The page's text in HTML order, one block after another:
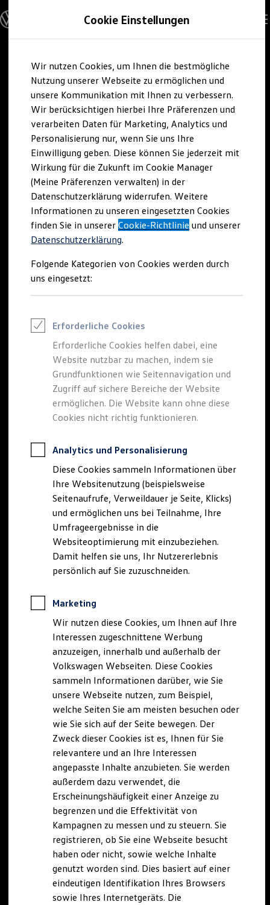
Hauptinhalt
springen
Footer
springen
Modelle und Konfigurator
Konfigurator
Modelle vergleichen
Elektroautos
ENERGY Sondermodelle
Nutzfahrzeuge
SUV und CUV
Familienautos
Kombis
Kompaktwagen
Sportwagen
Schnell verfügbare Fahrzeuge
Angebote und Produkte
Aktuelle Angebote
E-Auto-Förderung
Volkswagen Marktplatz
Die ENERGY Sondermodelle
Junge Gebrauchtwagen und Gebrauchtwagen
Volkswagen Zertifizierte Gebrauchtwagen
Elektromobilität bei Gebrauchtwagen
Saisonangebote
Reifenpakete
Leasing
Leasing-Angebote
Elektroauto Leasing
Kleinwagen-Leasing
Leasing ohne Anzahlung
Finanzierung
Autokredit mit Schlussrate
Versicherungen und Garantien
Kfz-Versicherung
Restschuldversicherungen
Garantien
Professional Class bei Volkswagen
Behörden
Direktkunden
Sonderfahrzeuge
Anpfiff zum Gewinn
Elektromobilität
Elektroautos
ID. Tutorials
Elektrofahrzeugkonzepte
ID. EVERY1
Reichweite
Rekuperation
Laden unterwegs
Laden Zuhause
Ladestationen finden
Ladezeitensimulator
Batterie
Sicherheit
Nachhaltigkeit
Technologie
Kosten und Kauf
Kaufoptionen
E-Auto-Förderung
Software und Konnektivität
Die ID. Software 6
ID. Software Versionen und Updates
Digitale Extras
Schnittstellen zu Ihrem ID.
Hybridautos
Marke und Erlebnis
Volkswagen R und R Experience
R-Modelle
R Experience
Driving Experience
Volkswagen entdecken
Werkbesichtigung
Cookie Einstellungen
Wir nutzen Cookies, um Ihnen die bestmögliche
Nutzung unserer Webseite zu ermöglichen und
unsere Kommunikation mit Ihnen zu verbessern.
Wir berücksichtigen hierbei Ihre Präferenzen und
verarbeiten Daten für Marketing, Analytics und
Personalisierung nur, wenn Sie uns Ihre
Einwilligung geben. Diese können Sie jederzeit mit
Wirkung für die Zukunft im Cookie Manager
(Meine Präferenzen verwalten) in der
Datenschutzerklärung widerrufen. Weitere
Informationen zu unseren eingesetzten Cookies
finden Sie in unsererCookie-Richtlinie und unserer
Datenschutzerklärung.
Folgende Kategorien von Cookies werden durch
uns eingesetzt:
Erforderliche Cookies
Erforderliche Cookies helfen dabei, eine
Website nutzbar zu machen, indem sie
Grundfunktionen wie Seitennavigation und
Zugriff auf sichere Bereiche der Website
ermöglichen. Die Website kann ohne diese
Cookies nicht richtig funktionieren.
Analytics und Personalisierung
Diese Cookies sammeln Informationen über
Ihre Websitenutzung (beispielsweise
Seitenaufrufe, Verweildauer je Seite, Klicks)
und ermöglichen uns bei Teilnahme, Ihre
Umfrageergebnisse in die
Websiteoptimierung mit einzubeziehen.
Damit helfen sie uns, Ihr Nutzererlebnis
persönlich auf Sie zuzuschneiden.
Marketing
Wir nutzen diese Cookies, um Ihnen auf Ihre
Interessen zugeschnittene Werbung
anzuzeigen, innerhalb und außerhalb der
Volkswagen Webseiten. Diese Cookies
sammeln Informationen darüber, wie Sie
unsere Webseite nutzen, zum Beispiel,
welche Seiten Sie am meisten besuchen oder
wie Sie sich auf der Seite bewegen. Der
Zweck dieser Cookies ist es, Ihnen für Sie
relevantere und an Ihre Interessen
angepasste Inhalte anzubieten. Sie werden
außerdem dazu verwendet, die
Erscheinungshäufigkeit einer Anzeige zu
begrenzen und die Effektivität von
Kampagnen zu messen und zu steuern. Sie
registrieren, ob Sie eine Webseite besucht
haben oder nicht, sowie welche Inhalte
genutzt worden sind. Dies basiert auf einer
eindeutigen Identifikation Ihres Browsers
sowie Ihres Internetgeräts. Die